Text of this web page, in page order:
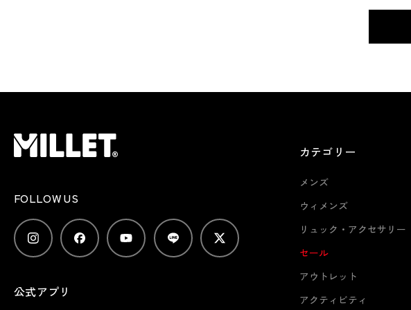
FOLLOW US
公式アプリ
カテゴリー
メンズ
ウィメンズ
リュック・アクセサリー
セール
アウトレット
アクティビティ